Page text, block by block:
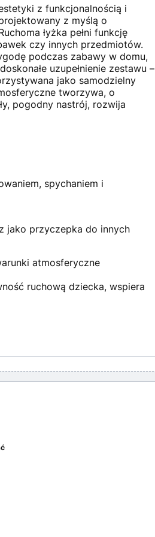
z funkcjonalnością i
z myślą o
łyżka pełni funkcję
czy innych przedmiotów.
podczas zabawy w domu,
uzupełnienie zestawu –
jako samodzielny
tworzywa, o
pogodny nastrój, rozwija
spychaniem i
jako przyczepka do innych
atmosferyczne
ruchową dziecka, wspiera